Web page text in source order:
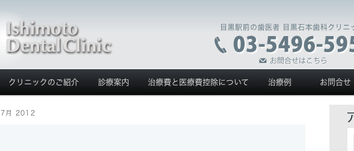
クリニックのご紹介 診療案内 治療費と医療費控除について 治療例 お問合せ
7月 2012